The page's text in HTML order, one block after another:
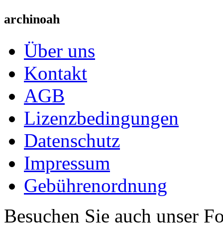
archinoah
Über uns
Kontakt
AGB
Lizenzbedingungen
Datenschutz
Impressum
Gebührenordnung
Besuchen Sie auch unser